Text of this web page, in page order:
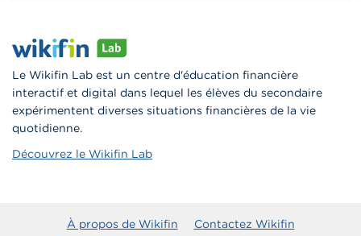
Le Wikifin Lab est un centre d'éducation financière
interactif et digital dans lequel les élèves du secondaire
expérimentent diverses situations financières de la vie
quotidienne.
Découvrez le Wikifin Lab
À propos de Wikifin
Contactez Wikifin